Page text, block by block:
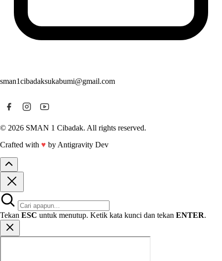
sman1cibadaksukabumi@gmail.com
© 2026 SMAN 1 Cibadak. All rights reserved.
Crafted with ♥ by Antigravity Dev
Tekan ESC untuk menutup. Ketik kata kunci dan tekan ENTER.